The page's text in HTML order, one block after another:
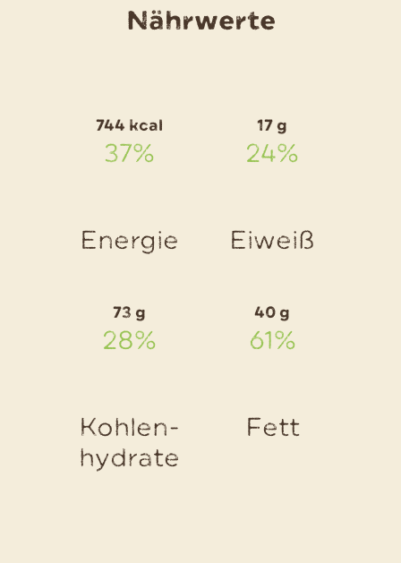
Nährwertefür
mit
und
744 kcal
37%
Energie
17 g
24%
Eiweiß
73 g
28%
Kohlen-
hydrate
40 g
61%
Fett